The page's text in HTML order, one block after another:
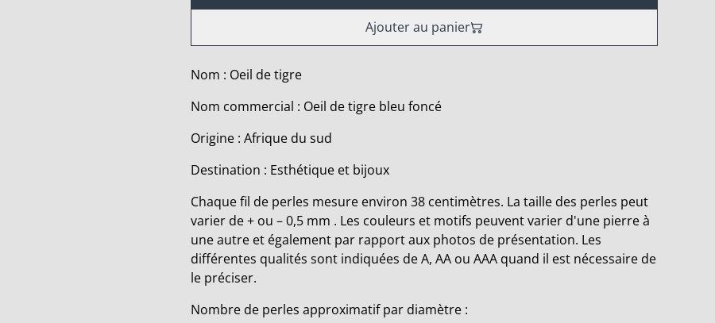
Ajouter au panier
Nom : Oeil de tigre
Nom commercial : Oeil de tigre bleu foncé
Origine : Afrique du sud
Destination : Esthétique et bijoux
Chaque fil de perles mesure environ 38 centimètres. La taille des perles peut
varier de + ou – 0,5 mm . Les couleurs et motifs peuvent varier d'une pierre à
une autre et également par rapport aux photos de présentation. Les
différentes qualités sont indiquées de A, AA ou AAA quand il est nécessaire de
le préciser.
Nombre de perles approximatif par diamètre :